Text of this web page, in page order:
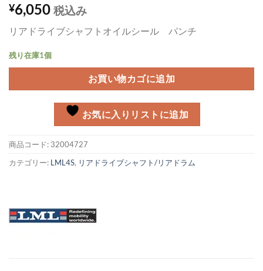
¥6,050 税込み
リアドライブシャフトオイルシール パンチ
残り在庫1個
お買い物カゴに追加
お気に入りリストに追加
商品コード: 32004727
カテゴリー: LML4S, リアドライブシャフト/リアドラム